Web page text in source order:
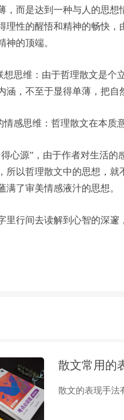
，而是达到一种与人的思
理性的醒悟和精神的畅快
神的顶端。
想思维：由于哲理散文是个
涵，不至于显得单薄，把自
情感思维：哲理散文在本质
心源”，由于作者对生活
所以哲理散文中的思想，
满了审美情感液汁的思想。
里行间去读解到心智的深
散文常用的
散文的表现手法